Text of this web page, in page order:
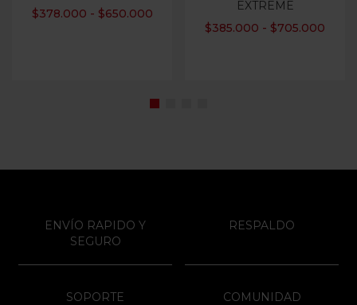
$378.000 - $650.000
EXTREME
$385.000 - $705.000
ENVÍO RAPIDO Y
SEGURO
RESPALDO
SOPORTE COMUNIDAD